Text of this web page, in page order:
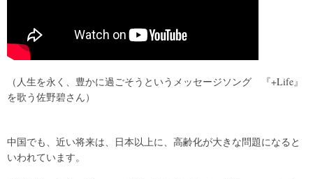
（人生を永く、豊かに過ごそうというメッセージソング 『+Life』
を歌う佐野碧さん）
中国でも、近い将来は、日本以上に、高齢化が大きな問題になると
いわれています。